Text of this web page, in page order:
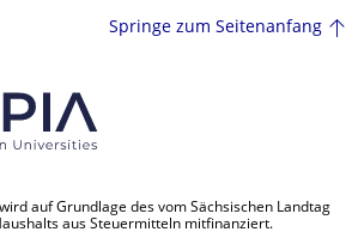
Springe zum Seitenanfang
auf Grundlage des vom Sächsischen Landtag
aus Steuermitteln mitfinanziert.